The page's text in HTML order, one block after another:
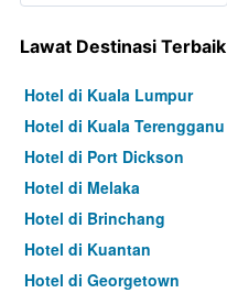
Lawat Destinasi Terbaik
Hotel di Kuala Lumpur
Hotel di Kuala Terengganu
Hotel di Port Dickson
Hotel di Melaka
Hotel di Brinchang
Hotel di Kuantan
Hotel di Georgetown